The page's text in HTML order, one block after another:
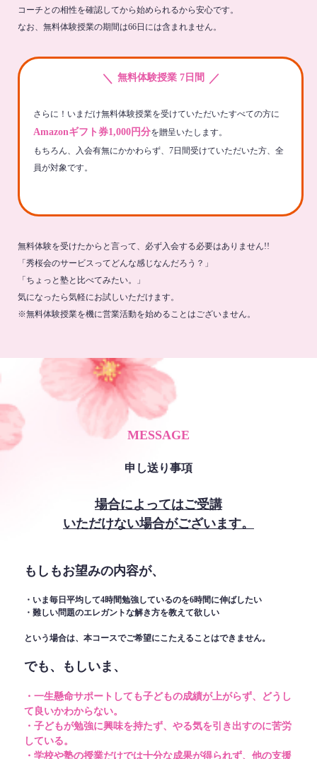
コーチとの相性を確認してから始められるから安心です。
なお、無料体験授業の期間は66日には含まれません。
＼ 無料体験授業 7日間 ／
さらに！いまだけ無料体験授業を受けていただいたすべての方に
Amazonギフト券1,000円分を贈呈いたします。
もちろん、入会有無にかかわらず、7日間受けていただいた方、全
員が対象です。
無料体験を受けたからと言って、必ず入会する必要はありません!!
「秀桜会のサービスってどんな感じなんだろう？」
「ちょっと塾と比べてみたい。」
気になったら気軽にお試しいただけます。
※無料体験授業を機に営業活動を始めることはございません。
MESSAGE
申し送り事項
場合によってはご受講
いただけない場合がございます。
もしもお望みの内容が、
・いま毎日平均して4時間勉強しているのを6時間に伸ばしたい
・難しい問題のエレガントな解き方を教えて欲しい
という場合は、本コースでご希望にこたえることはできません。
でも、もしいま、
・一生懸命サポートしても子どもの成績が上がらず、どうし
て良いかわからない。
・子どもが勉強に興味を持たず、やる気を引き出すのに苦労
している。
・学校や塾の授業だけでは十分な成果が得られず、他の支援